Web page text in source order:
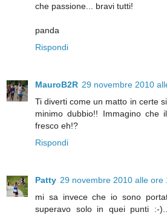
che passione... bravi tutti!
panda
Rispondi
MauroB2R 29 novembre 2010
Ti diverti come un matto in certe
minimo dubbio!! Immagino che
fresco eh!?
Rispondi
Patty 29 novembre 2010 alle ore
mi sa invece che io sono
superavo solo in quei punti :-